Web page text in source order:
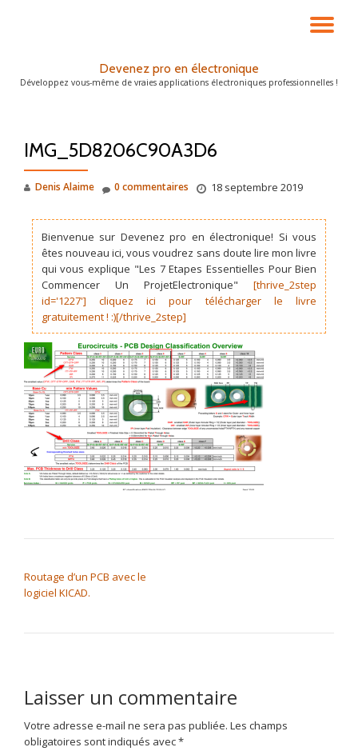
LA
Devenez pro en électronique
Développez vous-même de vraies applications électroniques professionnelles !
IMG_5D8206C90A3D6
Denis Alaime 18 septembre 2019
0 commentaires
Bienvenue sur Devenez pro en électronique! Si vous
êtes nouveau ici, vous voudrez sans doute lire mon livre
qui vous explique "Les 7 Etapes Essentielles Pour Bien
Commencer Un ProjetElectronique"[thrive_2step
id='1227'] cliquez ici pour télécharger le livre
gratuitement ! :)[/thrive_2step]
Routage d’un PCB avec le
logiciel KICAD.
Laisser un commentaire
Votre adresse e-mail ne sera pas publiée. Les champs
obligatoires sont indiqués avec*